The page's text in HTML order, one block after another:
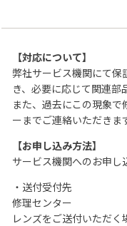
【対応について】
弊社サービス機関にて保
き、必要に応じて関連部
また、過去にこの現象で
ーまでご連絡いただきま
【お申し込み方法】
サービス機関へのお申し
・送付受付先
修理センター
レンズをご送付いただ